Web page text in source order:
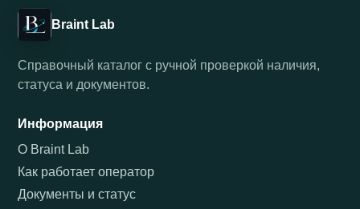
Braint Lab
Справочный каталог с ручной проверкой наличия,
статуса и документов.
Информация
О Braint Lab
Как работает оператор
Документы и статус